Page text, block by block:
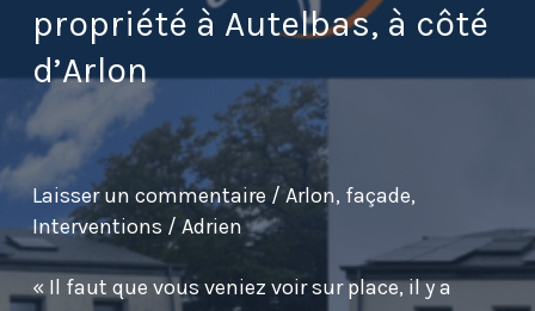
Bruxelles
propriété à Autelbas, à côté
d’Arlon
Laisser un commentaire /Arlon, façade,
Interventions / Adrien
« Il faut que vous veniez voir sur place, il y a